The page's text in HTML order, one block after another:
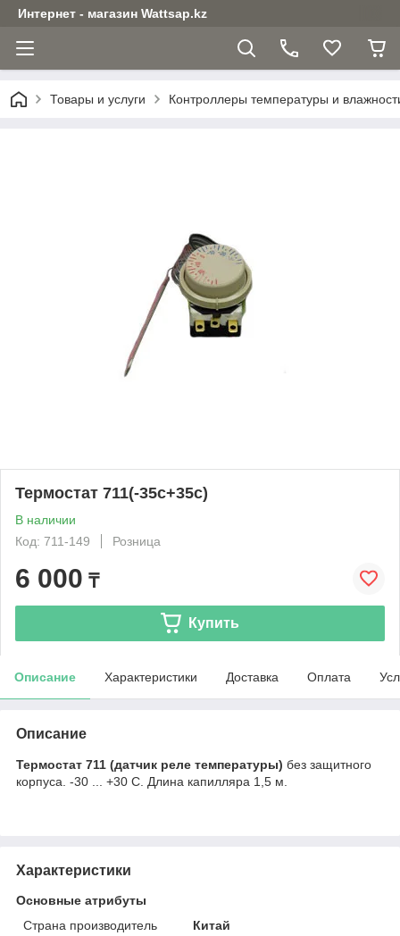
Интернет - магазин Wattsap.kz
Товары и услуги Контроллеры температуры и
Термостат 711(-35с+35с)
В наличии
Код: 711-149
Розница
6 000 ₸
Купить
Описание Характеристики Доставка Оплата
Описание
Термостат 711 (датчик реле температуры) без защитного
корпуса. -30 ... +30 С. Длина капилляра 1,5 м.
Характеристики
Основные атрибуты
Страна производитель
Китай